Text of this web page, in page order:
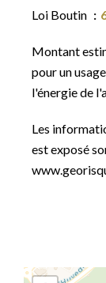
Loi Boutin
Montant
pour un
l'énergie de
Les
est exposé